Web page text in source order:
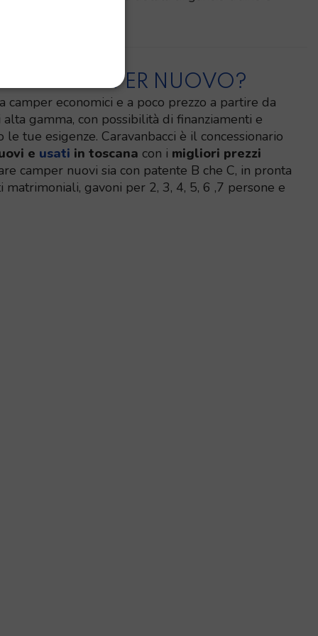
UN CAMPER NUOVO?
camper economici e a poco prezzo a partire da
gamma, con possibilità di finanziamenti e
tue esigenze. Caravanbacci è il concessionario
e usati in toscana con i migliori prezzi
camper nuovi sia con patente B che C, in pronta
matrimoniali, gavoni per 2, 3, 4, 5, 6 ,7 persone e